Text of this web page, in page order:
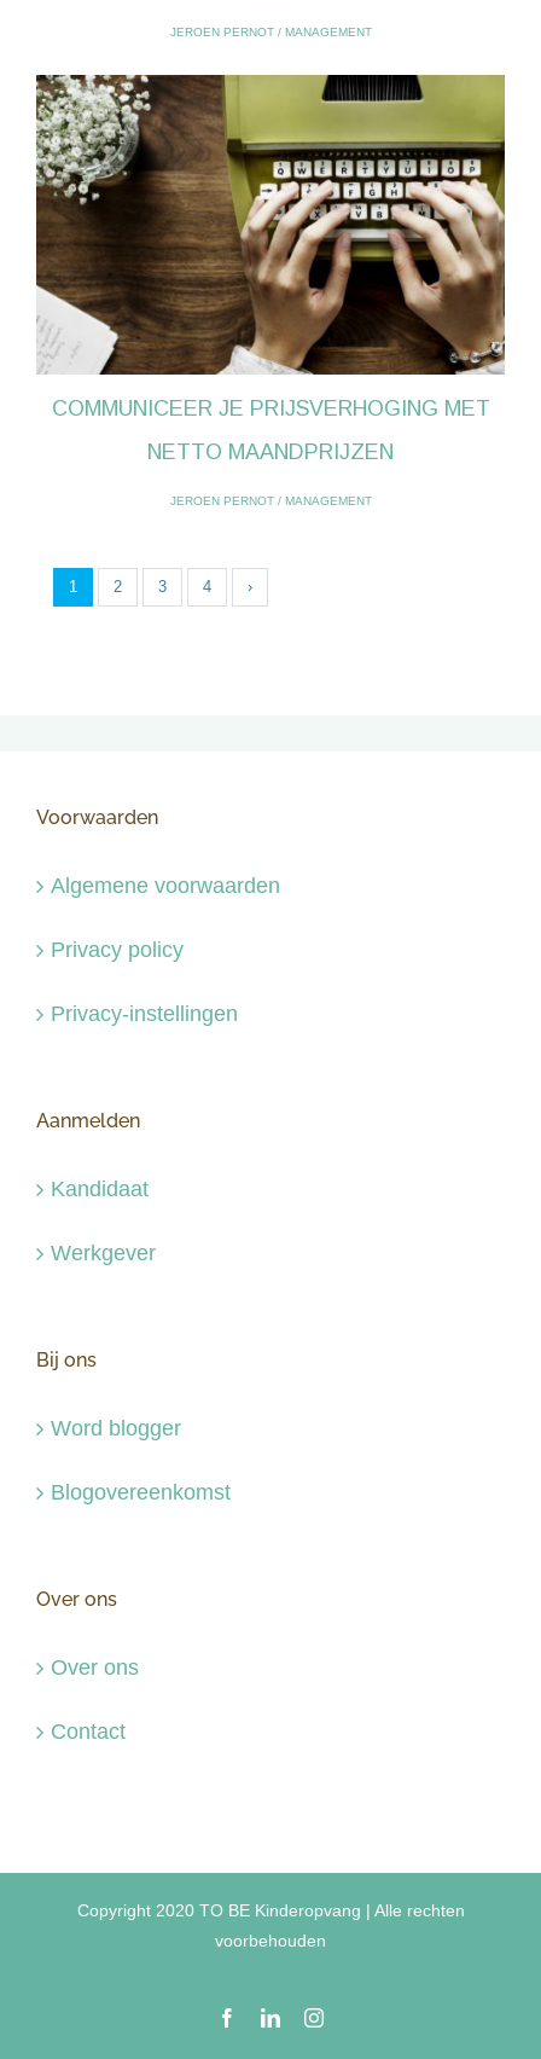
JEROEN PERNOT/ MANAGEMENT
COMMUNICEER JE PRIJSVERHOGING MET
NETTO MAANDPRIJZEN
JEROEN PERNOT/ MANAGEMENT
1 2 3 4 ›
Voorwaarden
Algemene voorwaarden
Privacy policy
Privacy-instellingen
Aanmelden
Kandidaat
Werkgever
Bij ons
Word blogger
Blogovereenkomst
Over ons
Over ons
Contact
Copyright 2020 TO BE Kinderopvang | Alle rechten
voorbehouden
FacebookLinkedInInstagram